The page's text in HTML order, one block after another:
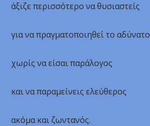
άξιζε περισσότερο να θυσιαστείς
για να πραγματοποιηθεί το
χωρίς να είσαι παράλογος
και να παραμείνεις ελεύθερος
ακόμα και ζωντανός.